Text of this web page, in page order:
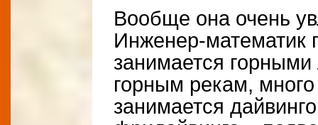
Вообще она очень
Инженер-математик
занимается
горным рекам,
занимается